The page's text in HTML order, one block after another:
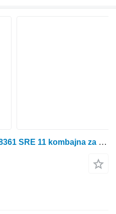
Crevo za gorivo za IVECO 8361 SRE 11 kombajna za žito